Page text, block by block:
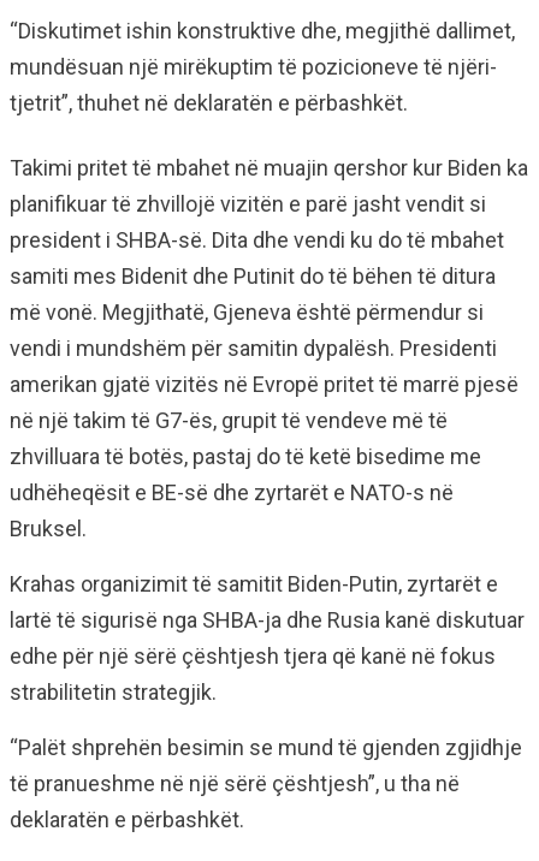
“Diskutimet ishin konstruktive dhe, megjithë dallimet,
mundësuan një mirëkuptim të pozicioneve të njëri-
tjetrit”, thuhet në deklaratën e përbashkët.
Takimi pritet të mbahet në muajin qershor kur Biden ka
planifikuar të zhvillojë vizitën e parë jasht vendit si
president i SHBA-së. Dita dhe vendi ku do të mbahet
samiti mes Bidenit dhe Putinit do të bëhen të ditura
më vonë. Megjithatë, Gjeneva është përmendur si
vendi i mundshëm për samitin dypalësh. Presidenti
amerikan gjatë vizitës në Evropë pritet të marrë pjesë
në një takim të G7-ës, grupit të vendeve më të
zhvilluara të botës, pastaj do të ketë bisedime me
udhëheqësit e BE-së dhe zyrtarët e NATO-s në
Bruksel.
Krahas organizimit të samitit Biden-Putin, zyrtarët e
lartë të sigurisë nga SHBA-ja dhe Rusia kanë diskutuar
edhe për një sërë çështjesh tjera që kanë në fokus
strabilitetin strategjik.
“Palët shprehën besimin se mund të gjenden zgjidhje
të pranueshme në një sërë çështjesh”, u tha në
deklaratën e përbashkët.